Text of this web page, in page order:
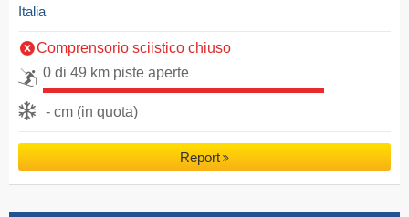
Italia
Comprensorio sciistico chiuso
0 di 49 km piste aperte
- cm (in quota)
Report